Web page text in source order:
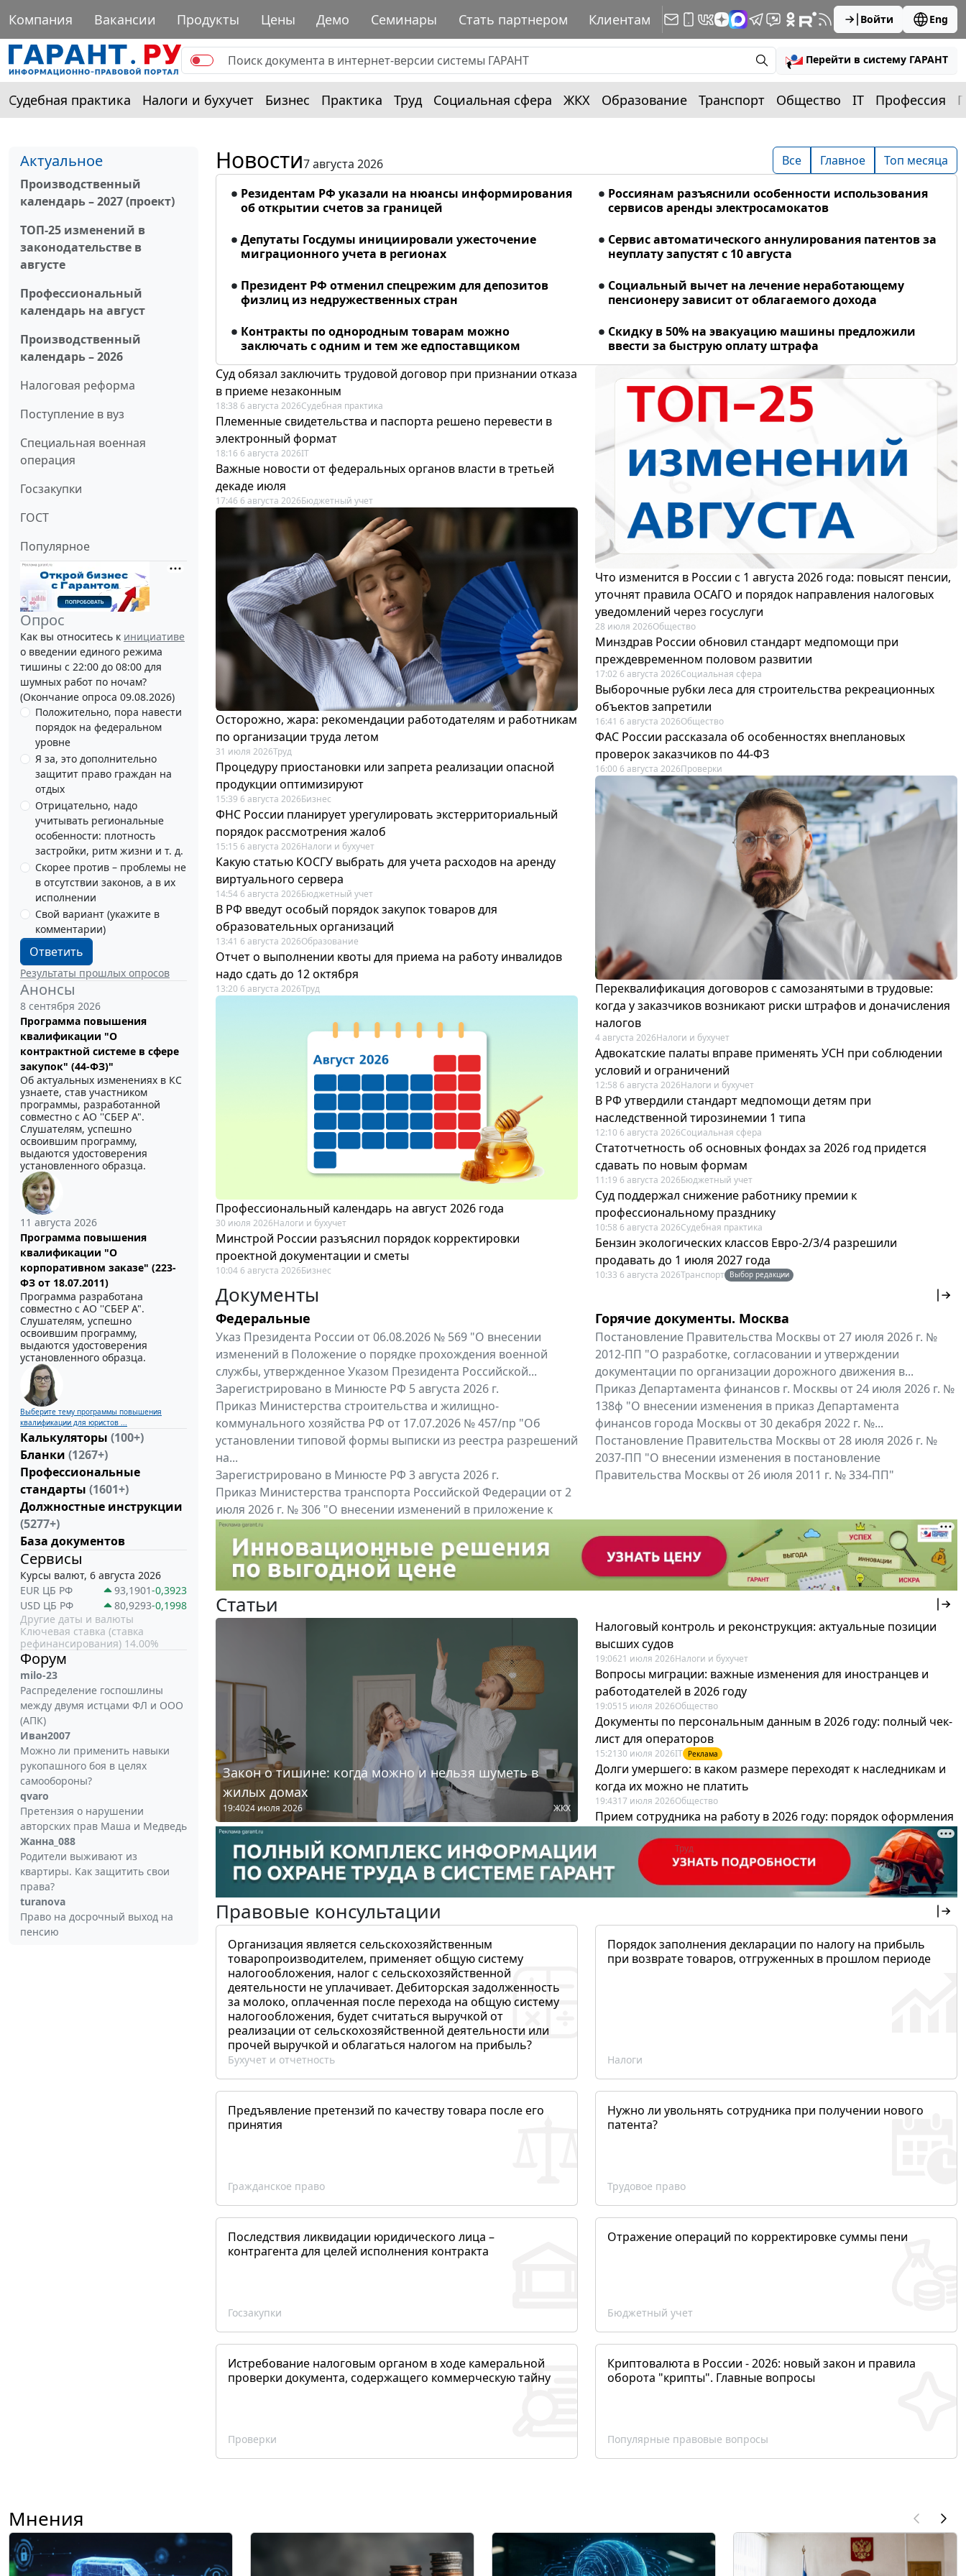
Компания Вакансии Продукты Цены Демо Семинары Стать партнером Клиентам Войти Eng
Перейти в систему ГАРАНТ
Судебная практика Налоги и бухучет Бизнес Практика Труд Социальная сфера ЖКХ Образование Транспорт Общество IT Профессия
Актуальное
Производственный
календарь – 2027 (проект)
ТОП-25 изменений в
законодательстве в
августе
Профессиональный
календарь на август
Производственный
календарь – 2026
Налоговая реформа
Поступление в вуз
Специальная военная
операция
Госзакупки
ГОСТ
Популярное
Опрос
Как вы относитесь к инициативе
о введении единого режима
тишины с 22:00 до 08:00 для
шумных работ по ночам?
(Окончание опроса 09.08.2026)
Положительно, пора навести
порядок на федеральном
уровне
Я за, это дополнительно
защитит право граждан на
отдых
Отрицательно, надо
учитывать региональные
особенности: плотность
застройки, ритм жизни и т. д.
Скорее против – проблемы не
в отсутствии законов, а в их
исполнении
Свой вариант (укажите в
комментарии)
Ответить
Результаты прошлых опросов
Анонсы
8 сентября 2026
Программа повышения
квалификации "О
контрактной системе в сфере
закупок" (44-ФЗ)"
Об актуальных изменениях в КС
узнаете, став участником
программы, разработанной
совместно с АО ''СБЕР А".
Слушателям, успешно
освоившим программу,
выдаются удостоверения
установленного образца.
11 августа 2026
Программа повышения
квалификации "О
корпоративном заказе" (223-
ФЗ от 18.07.2011)
Программа разработана
совместно с АО ''СБЕР А".
Слушателям, успешно
освоившим программу,
выдаются удостоверения
установленного образца.
Выберите тему программы повышения
квалификации для юристов ...
Калькуляторы (100+)
Бланки (1267+)
Профессиональные
стандарты (1601+)
Должностные инструкции
(5277+)
База документов
Сервисы
Курсы валют, 6 августа 2026
EUR ЦБ РФ
93,1901-0,3923
USD ЦБ РФ
80,9293-0,1998
Другие даты и валюты
Ключевая ставка (ставка
рефинансирования) 14.00%
Форум
milo-23
Распределение госпошлины
между двумя истцами ФЛ и ООО
(АПК)
Иван2007
Можно ли применить навыки
рукопашного боя в целях
самообороны?
qvaro
Претензия о нарушении
авторских прав Маша и Медведь
Жанна_088
Родители выживают из
квартиры. Как защитить свои
права?
turanova
Право на досрочный выход на
пенсию
Новости7 августа 2026 Все Главное Топ месяца
Резидентам РФ указали на нюансы информирования
об открытии счетов за границей
Россиянам разъяснили особенности использования
сервисов аренды электросамокатов
Депутаты Госдумы инициировали ужесточение
миграционного учета в регионах
Сервис автоматического аннулирования патентов за
неуплату запустят с 10 августа
Президент РФ отменил спецрежим для депозитов
физлиц из недружественных стран
Социальный вычет на лечение неработающему
пенсионеру зависит от облагаемого дохода
Контракты по однородным товарам можно
заключать с одним и тем же едпоставщиком
Скидку в 50% на эвакуацию машины предложили
ввести за быструю оплату штрафа
Суд обязал заключить трудовой договор при признании отказа
в приеме незаконным
18:38 6 августа 2026Судебная практика
Племенные свидетельства и паспорта решено перевести в
электронный формат
18:16 6 августа 2026IT
Важные новости от федеральных органов власти в третьей
декаде июля
17:46 6 августа 2026Бюджетный учет
Осторожно, жара: рекомендации работодателям и работникам
по организации труда летом
31 июля 2026Труд
Процедуру приостановки или запрета реализации опасной
продукции оптимизируют
15:39 6 августа 2026Бизнес
ФНС России планирует урегулировать экстерриториальный
порядок рассмотрения жалоб
15:15 6 августа 2026Налоги и бухучет
Какую статью КОСГУ выбрать для учета расходов на аренду
виртуального сервера
14:54 6 августа 2026Бюджетный учет
В РФ введут особый порядок закупок товаров для
образовательных организаций
13:41 6 августа 2026Образование
Отчет о выполнении квоты для приема на работу инвалидов
надо сдать до 12 октября
13:20 6 августа 2026Труд
Профессиональный календарь на август 2026 года
30 июля 2026Налоги и бухучет
Минстрой России разъяснил порядок корректировки
проектной документации и сметы
10:04 6 августа 2026Бизнес
Что изменится в России с 1 августа 2026 года: повысят пенсии,
уточнят правила ОСАГО и порядок направления налоговых
уведомлений через госуслуги
28 июля 2026Общество
Минздрав России обновил стандарт медпомощи при
преждевременном половом развитии
17:02 6 августа 2026Социальная сфера
Выборочные рубки леса для строительства рекреационных
объектов запретили
16:41 6 августа 2026Общество
ФАС России рассказала об особенностях внеплановых
проверок заказчиков по 44-ФЗ
16:00 6 августа 2026Проверки
Переквалификация договоров с самозанятыми в трудовые:
когда у заказчиков возникают риски штрафов и доначисления
налогов
4 августа 2026Налоги и бухучет
Адвокатские палаты вправе применять УСН при соблюдении
условий и ограничений
12:58 6 августа 2026Налоги и бухучет
В РФ утвердили стандарт медпомощи детям при
наследственной тирозинемии 1 типа
12:10 6 августа 2026Социальная сфера
Статотчетность об основных фондах за 2026 год придется
сдавать по новым формам
11:19 6 августа 2026Бюджетный учет
Суд поддержал снижение работнику премии к
профессиональному празднику
10:58 6 августа 2026Судебная практика
Бензин экологических классов Евро-2/3/4 разрешили
продавать до 1 июля 2027 года
10:33 6 августа 2026Транспорт Выбор редакции
Документы
Федеральные
Указ Президента России от 06.08.2026 № 569 "О внесении
изменений в Положение о порядке прохождения военной
службы, утвержденное Указом Президента Российской...
Зарегистрировано в Минюсте РФ 5 августа 2026 г.
Приказ Министерства строительства и жилищно-
коммунального хозяйства РФ от 17.07.2026 № 457/пр "Об
установлении типовой формы выписки из реестра разрешений
на...
Зарегистрировано в Минюсте РФ 3 августа 2026 г.
Приказ Министерства транспорта Российской Федерации от 2
июля 2026 г. № 306 "О внесении изменений в приложение к
приказу Министерства транспорта Российской...
Все федеральные документы
Горячие документы. Москва
Постановление Правительства Москвы от 27 июля 2026 г. №
2012-ПП "О разработке, согласовании и утверждении
документации по организации дорожного движения в...
Приказ Департамента финансов г. Москвы от 24 июля 2026 г. №
138ф "О внесении изменения в приказ Департамента
финансов города Москвы от 30 декабря 2022 г. №...
Постановление Правительства Москвы от 28 июля 2026 г. №
2037-ПП "О внесении изменения в постановление
Правительства Москвы от 26 июля 2011 г. № 334-ПП"
Все региональные документы Мой регион ...
Статьи
Закон о тишине: когда можно и нельзя шуметь в
жилых домах
19:4024 июля 2026 ЖКХ
Налоговый контроль и реконструкция: актуальные позиции
высших судов
19:0621 июля 2026Налоги и бухучет
Вопросы миграции: важные изменения для иностранцев и
работодателей в 2026 году
19:0515 июля 2026Общество
Документы по персональным данным в 2026 году: полный чек-
лист для операторов
15:21 30 июля 2026IT Реклама
Долги умершего: в каком размере переходят к наследникам и
когда их можно не платить
19:4317 июля 2026Общество
Прием сотрудника на работу в 2026 году: порядок оформления
12:28 22 июля 2026 Труд
Правовые консультации
Организация является сельскохозяйственным
товаропроизводителем, применяет общую систему
налогообложения, налог с сельскохозяйственной
деятельности не уплачивает. Дебиторская задолженность
за молоко, оплаченная после перехода на общую систему
налогообложения, будет считаться выручкой от
реализации от сельскохозяйственной деятельности или
прочей выручкой и облагаться налогом на прибыль?
Бухучет и отчетность
Порядок заполнения декларации по налогу на прибыль
при возврате товаров, отгруженных в прошлом периоде
Налоги
Предъявление претензий по качеству товара после его
принятия
Гражданское право
Нужно ли увольнять сотрудника при получении нового
патента?
Трудовое право
Последствия ликвидации юридического лица –
контрагента для целей исполнения контракта
Госзакупки
Отражение операций по корректировке суммы пени
Бюджетный учет
Истребование налоговым органом в ходе камеральной
проверки документа, содержащего коммерческую тайну
Проверки
Криптовалюта в России - 2026: новый закон и правила
оборота "крипты". Главные вопросы
Популярные правовые вопросы
Мнения